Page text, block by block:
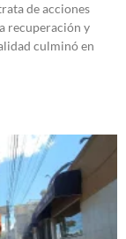
de acciones
recuperación y
culminó en